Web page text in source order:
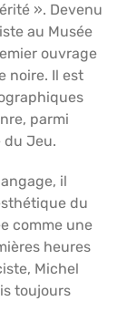
». Devenu
au Musée
ouvrage
noire. Il est
parmi
du Jeu.
il
du
comme une
heures
Michel
toujours